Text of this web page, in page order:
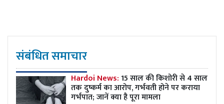
संबंधित समाचार
Hardoi News:15 साल की किशोरी से 4 साल
तक दुष्कर्म का आरोप, गर्भवती होने पर कराया
गर्भपात; जानें क्या है पूरा मामला